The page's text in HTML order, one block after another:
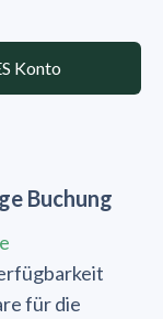
Konto
Buchung
für die